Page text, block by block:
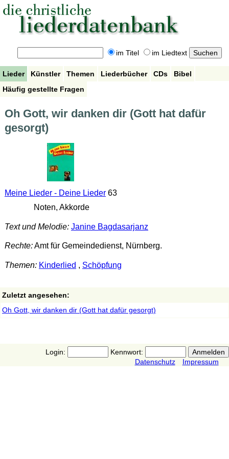
im Titel im Liedtext
Lieder Künstler Themen Liederbücher CDs
Bibel
Häufig gestellte Fragen
Oh Gott, wir danken dir (Gott hat dafür
gesorgt)
Meine Lieder - Deine Lieder63
Noten, Akkorde
Text und Melodie: Janine Bagdasarjanz
Rechte:Amt für Gemeindedienst, Nürnberg.
Themen: Kinderlied , Schöpfung
Zuletzt angesehen:
Oh Gott, wir danken dir (Gott hat dafür gesorgt)
Login:
Kennwort:
Datenschutz
Impressum